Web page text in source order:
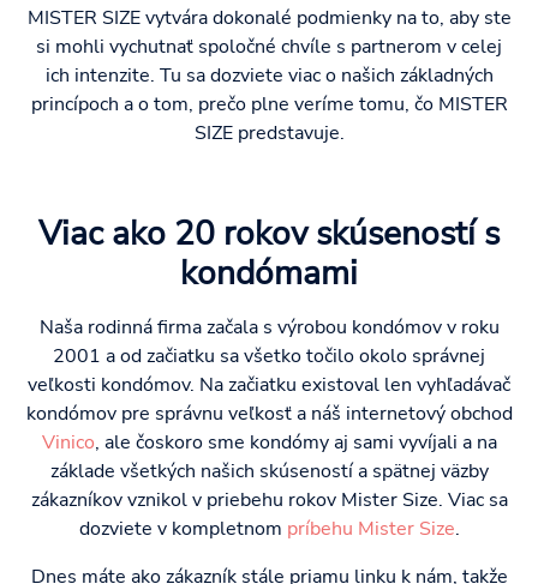
MISTER SIZE vytvára dokonalé podmienky na to, aby ste
si mohli vychutnať spoločné chvíle s partnerom v celej
ich intenzite. Tu sa dozviete viac o našich základných
princípoch a o tom, prečo plne veríme tomu, čo MISTER
SIZE predstavuje.
Viac ako 20 rokov skúseností s
kondómami
Naša rodinná firma začala s výrobou kondómov v roku
2001 a od začiatku sa všetko točilo okolo správnej
veľkosti kondómov. Na začiatku existoval len vyhľadávač
kondómov pre správnu veľkosť a náš internetový obchod
Vinico, ale čoskoro sme kondómy aj sami vyvíjali a na
základe všetkých našich skúseností a spätnej väzby
zákazníkov vznikol v priebehu rokov Mister Size. Viac sa
dozviete v kompletnom príbehu Mister Size.
Dnes máte ako zákazník stále priamu linku k nám, takže